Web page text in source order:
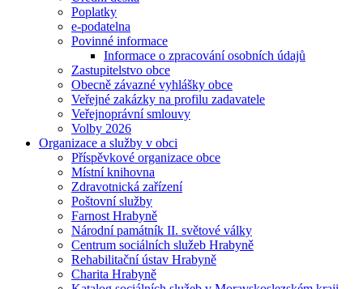
Poplatky
e-podatelna
Povinné informace
Informace o zpracování osobních údajů
Zastupitelstvo obce
Obecně závazné vyhlášky obce
Veřejné zakázky na profilu zadavatele
Veřejnoprávní smlouvy
Volby 2026
Organizace a služby v obci
Příspěvkové organizace obce
Místní knihovna
Zdravotnická zařízení
Poštovní služby
Farnost Hrabyně
Národní památník II. světové války
Centrum sociálních služeb Hrabyně
Rehabilitační ústav Hrabyně
Charita Hrabyně